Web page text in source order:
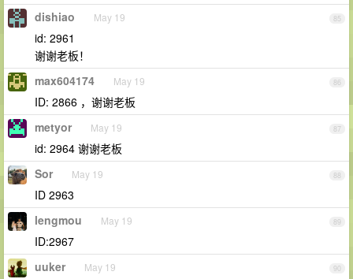
85
dishiao May 19
id: 2961
谢谢老板！
86
max604174 May 19
ID: 2866 ，谢谢老板
87
metyor May 19
id: 2964 谢谢老板
88
Sor May 19
ID 2963
89
lengmou May 19
ID:2967
90
uuker May 19